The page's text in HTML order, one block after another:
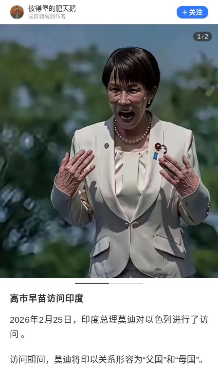
彼得堡的肥天鹅
国际领域创作者
关注
1 / 2
高市早苗访问印度
2026年2月25日，印度总理莫迪对以色列进行了访
问 。
访问期间，莫迪将印以关系形容为“父国”和“母国”。